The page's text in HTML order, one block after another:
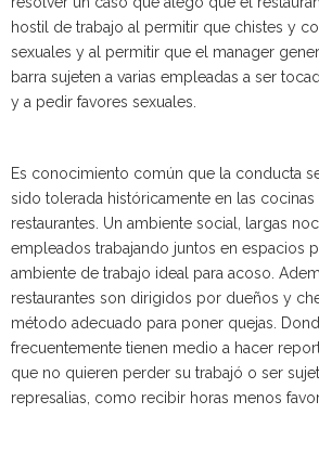
hostil de trabajo al permitir que chistes y
sexuales y al permitir que el manager
barra sujeten a varias empleadas a ser
y a pedir favores sexuales.
Es conocimiento común que la conducta
sido tolerada históricamente en las
restaurantes. Un ambiente social, largas
empleados trabajando juntos en espacios
ambiente de trabajo ideal para acoso.
restaurantes son dirigidos por dueños y
método adecuado para poner quejas.
frecuentemente tienen medio a hacer
que no quieren perder su trabajó o ser
represalias, como recibir horas menos